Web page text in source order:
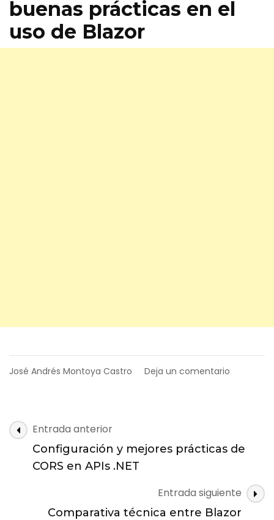
buenas prácticas en el
uso de Blazor
José Andrés Montoya Castro Deja un comentario
sistemas
escalables
Navegación
de
entradas
Entrada anterior
Configuración y mejores prácticas de
CORS en APIs .NET
Entrada siguiente
Comparativa técnica entre Blazor